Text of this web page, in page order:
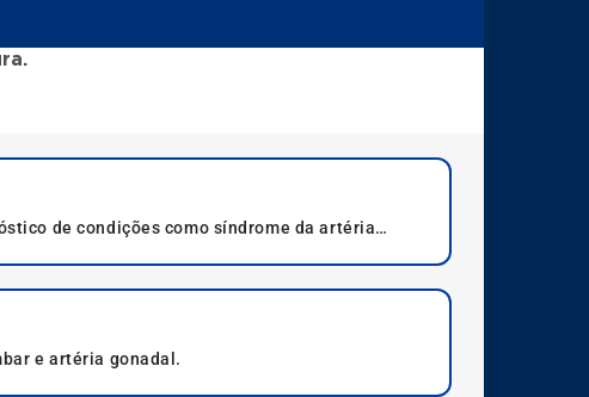
de condições como síndrome da artéria
e artéria gonadal.